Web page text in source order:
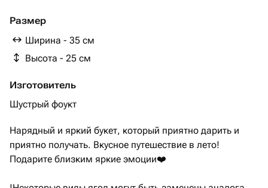
Дизайнерская упаковка - 1 шт.
Размер
Ширина - 35 см
Высота - 25 см
Изготовитель
Шустрый фоукт
Нарядный и яркий букет, который приятно дарить и
приятно получать. Вкусное путешествие в лето!
Подарите близким яркие эмоции❤️